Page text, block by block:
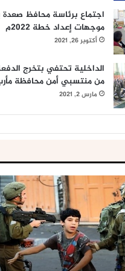
اجتماع برئاسة محافظ
موجهات إعداد خطة 2022م
أكتوبر 26, 2021
الداخلية تحتفي بتخرج
من منتسبي أمن محافظة
مارس 2, 2021